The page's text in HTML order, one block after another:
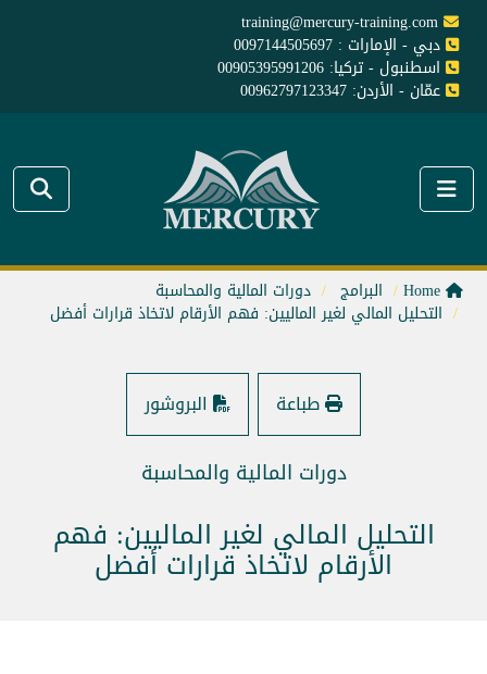
training@mercury-training.com
دبي - الإمارات : 0097144505697
اسطنبول - تركيا: 00905395991206
عمّان - الأردن: 00962797123347
البرامج دورات المالية والمحاسبة
التحليل المالي لغير الماليين: فهم الأرقام لاتخاذ قرارات أفضل
طباعة البروشور
دورات المالية والمحاسبة
التحليل المالي لغير الماليين: فهم
الأرقام لاتخاذ قرارات أفضل